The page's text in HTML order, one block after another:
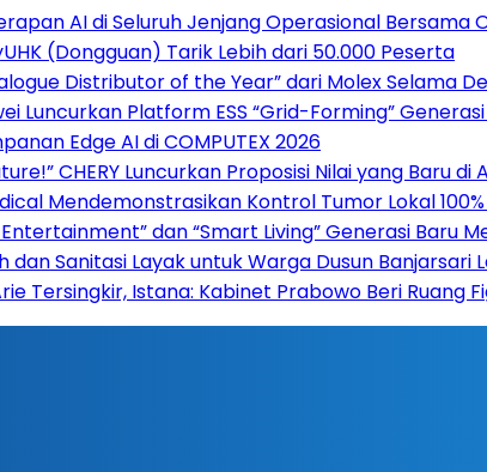
AI di Seluruh Jenjang Operasional Bersama
(Dongguan) Tarik Lebih dari 50.000 Peserta
Distributor of the Year” dari Molex Selama
Luncurkan Platform ESS “Grid-Forming” Generasi
Edge AI di COMPUTEX 2026
CHERY Luncurkan Proposisi Nilai yang Baru di
Mendemonstrasikan Kontrol Tumor Lokal
dan “Smart Living” Generasi Baru
dan Sanitasi Layak untuk Warga Dusun Banjarsari
Tersingkir, Istana: Kabinet Prabowo Beri Ruang